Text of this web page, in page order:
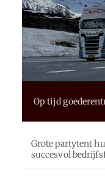
Op tijd
Grote partytent
succesvol